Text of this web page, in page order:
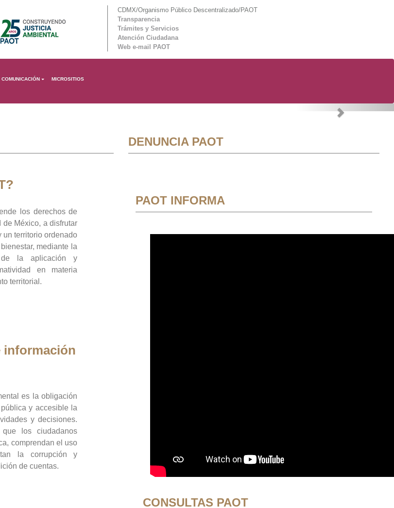
CDMX/Organismo Público Descentralizado/PAOT
Transparencia
Trámites y Servicios
Atención Ciudadana
Web e-mail PAOT
COMUNICACIÓN MICROSITIOS
Next
los derechos de
de México, a disfrutar
un territorio ordenado
mediante la
de la aplicación y
en materia
territorial.
información
es la obligación
y accesible la
y decisiones.
los ciudadanos
comprendan el uso
la corrupción y
de cuentas.
DENUNCIA PAOT
PAOT INFORMA
CONSULTAS PAOT